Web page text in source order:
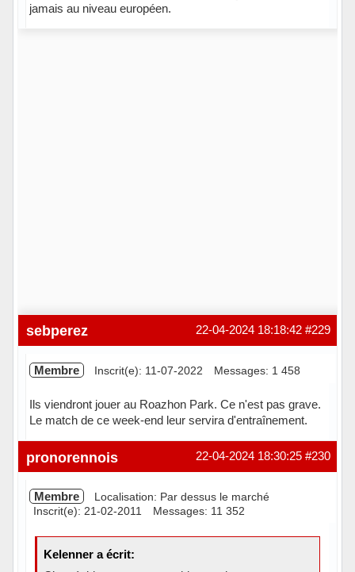
jamais au niveau européen.
#229
22-04-2024 18:18:42
sebperez
Membre Inscrit(e): 11-07-2022 Messages: 1 458
Ils viendront jouer au Roazhon Park. Ce n'est pas grave.
Le match de ce week-end leur servira d'entraînement.
Hors ligne #230
22-04-2024 18:30:25
pronorennois
Membre
Localisation: Par dessus le marché
Inscrit(e): 21-02-2011
Messages: 11 352
Kelenner a écrit: